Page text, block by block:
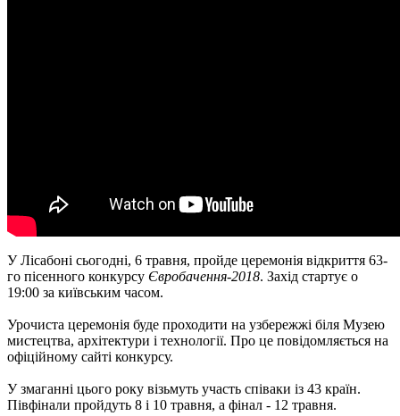
У Лісабоні сьогодні, 6 травня, пройде церемонія відкриття 63-
го пісенного конкурсу Євробачення-2018. Захід стартує о
19:00 за київським часом.
Урочиста церемонія буде проходити на узбережжі біля Музею
мистецтва, архітектури і технології. Про це повідомляється на
офіційному сайті конкурсу.
У змаганні цього року візьмуть участь співаки із 43 країн.
Півфінали пройдуть 8 і 10 травня, а фінал - 12 травня.